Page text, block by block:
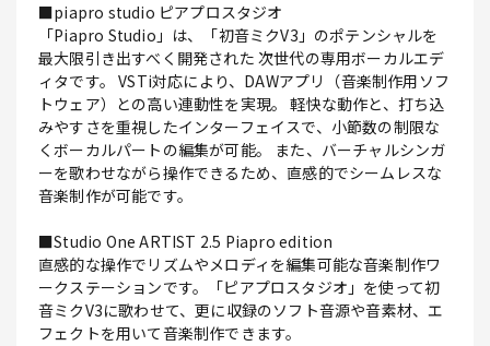
■piapro studio ピアプロスタジオ
「Piapro Studio」は、「初音ミクV3」のポテンシャルを
最大限引き出すべく開発された 次世代の専用ボーカルエデ
ィタです。 VSTi対応により、DAWアプリ（音楽制作用ソフ
トウェア）との高い連動性を実現。 軽快な動作と、打ち込
みやすさを重視したインターフェイスで、小節数の制限な
くボーカルパートの編集が可能。 また、バーチャルシンガ
ーを歌わせながら操作できるため、直感的でシームレスな
音楽制作が可能です。
■Studio One ARTIST 2.5 Piapro edition
直感的な操作でリズムやメロディを編集可能な音楽制作ワ
ークステーションです。「ピアプロスタジオ」を使って初
音ミクV3に歌わせて、更に収録のソフト音源や音素材、エ
フェクトを用いて音楽制作できます。